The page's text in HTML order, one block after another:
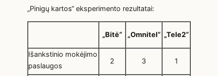
„Pinigų kartos“ eksperimento rezultatai:
„Bitė“ „Omnitel“ „Tele2“
Išankstinio mokėjimo
paslaugos
2 3 1